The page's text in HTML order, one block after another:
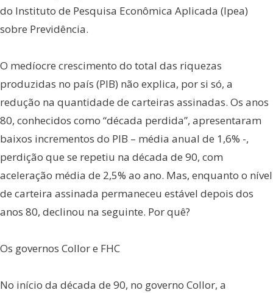
do Instituto de Pesquisa Econômica Aplicada (Ipea)
sobre Previdência.
O medíocre crescimento do total das riquezas
produzidas no país (PIB) não explica, por si só, a
redução na quantidade de carteiras assinadas. Os anos
80, conhecidos como “década perdida”, apresentaram
baixos incrementos do PIB – média anual de 1,6% -,
perdição que se repetiu na década de 90, com
aceleração média de 2,5% ao ano. Mas, enquanto o nível
de carteira assinada permaneceu estável depois dos
anos 80, declinou na seguinte. Por quê?
Os governos Collor e FHC
No início da década de 90, no governo Collor, a